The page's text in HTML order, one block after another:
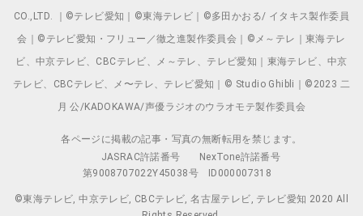
CO.,LTD. ｜©テレビ愛知｜©東海テレビ｜©多田かおる/ イタキス製作委員
会｜©テレビ愛知・フリュー／徹之進製作委員会｜©メ～テレ｜東海テレ
ビ、中京テレビ、CBCテレビ、メ～テレ、テレビ愛知｜東海テレビ、中京
テレビ、CBCテレビ、メ〜テレ、テレビ愛知｜© Studio Ghibli｜©2023 二
月 公/KADOKAWA/声優ラジオのウラオモテ製作委員会
各ページに掲載の記事・写真の無断転用を禁じます。
JASRAC許諾番号
NexTone許諾番号
第9008707022Y45038号
ID000007318
©東海テレビ, 中京テレビ, CBCテレビ, 名古屋テレビ, テレビ愛知 2020 All